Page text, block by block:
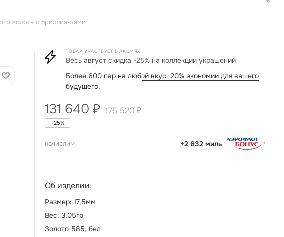
золота с бриллиантами
ТОВАР УЧАСТВУЕТ В АКЦИЯХ
Весь август скидка -25% на коллекции украшений
Более 600 пар на любой вкус. 20% экономии для вашего
будущего.
131 640 ₽ 175 520₽
-25%
начислим +2 632 миль
Об изделии:
Размер: 17,5мм
Вес: 3,05гр
Золото 585, бел